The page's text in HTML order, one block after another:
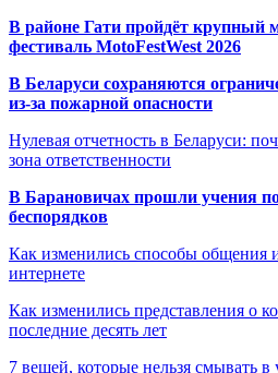
В районе Гати пройдёт крупный
фестиваль MotoFestWest 2026
В Беларуси сохраняются
из-за пожарной опасности
Нулевая отчетность в Беларуси:
зона ответственности
В Барановичах прошли учения
беспорядков
Как изменились способы
интернете
Как изменились представления о
последние десять лет
7 вещей, которые нельзя смывать в